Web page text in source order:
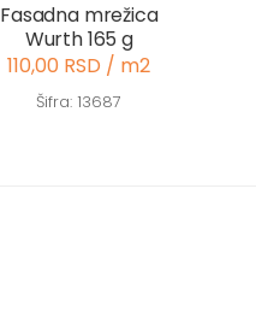
Fasadna mrežica
Wurth 165 g
110,00 RSD / m2
Šifra: 13687